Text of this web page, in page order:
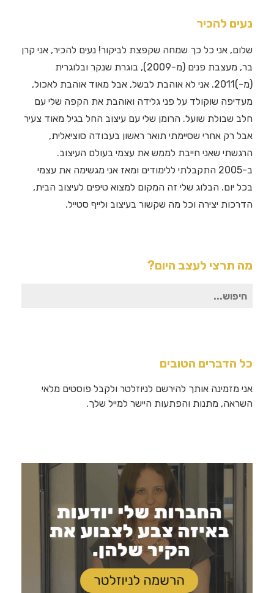
נעים להכיר
שלום, אני כל כך שמחה שקפצת לביקור! נעים להכיר, אני קרן
בר, מעצבת פנים (מ-2009), בוגרת שנקר ובלוגרית
(מ-)2011. אני לא אוהבת לבשל, אבל מאוד אוהבת לאכול,
מעדיפה שוקולד על פני גלידה ואוהבת את הקפה שלי עם
חלב שבולת שועל. הרומן שלי עם עיצוב החל בגיל מאוד צעיר
אבל רק אחרי שסיימתי תואר ראשון בעבודה סוציאלית,
הרגשתי שאני חייבת לממש את עצמי בעולם העיצוב.
ב-2005 התקבלתי ללימודים ומאז אני מגשימה את עצמי
בכל יום. הבלוג שלי זה המקום למצוא טיפים לעיצוב הבית,
הדרכות יצירה וכל מה שקשור בעיצוב ולייף סטייל.
מה תרצי לעצב היום?
חיפוש
כל הדברים הטובים
אני מזמינה אותך להירשם לניוזלטר ולקבל פוסטים מלאי
השראה, מתנות והפתעות היישר למייל שלך.